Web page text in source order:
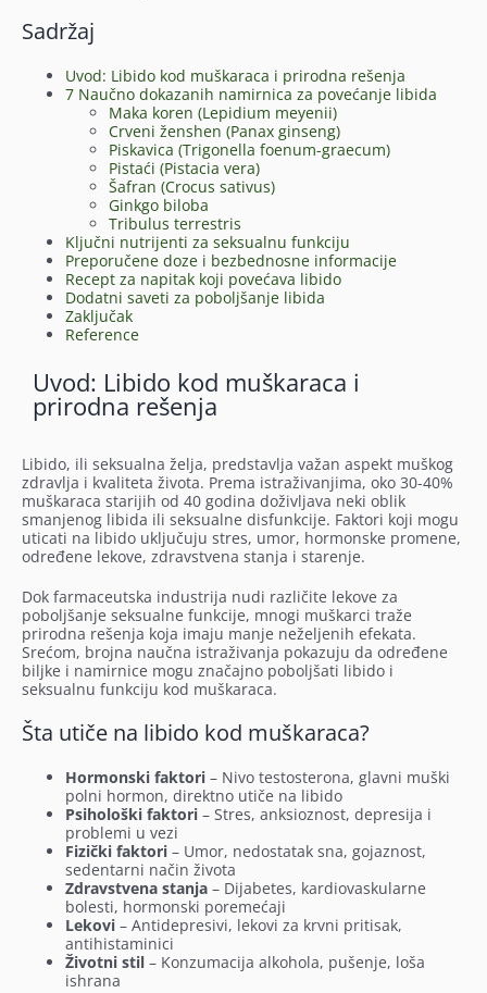
Sadržaj
Uvod: Libido kod muškaraca i prirodna rešenja
7 Naučno dokazanih namirnica za povećanje libida
Maka koren (Lepidium meyenii)
Crveni ženshen (Panax ginseng)
Piskavica (Trigonella foenum-graecum)
Pistaći (Pistacia vera)
Šafran (Crocus sativus)
Ginkgo biloba
Tribulus terrestris
Ključni nutrijenti za seksualnu funkciju
Preporučene doze i bezbednosne informacije
Recept za napitak koji povećava libido
Dodatni saveti za poboljšanje libida
Zaključak
Reference
Uvod: Libido kod muškaraca i
prirodna rešenja
Libido, ili seksualna želja, predstavlja važan aspekt muškog
zdravlja i kvaliteta života. Prema istraživanjima, oko 30-40%
muškaraca starijih od 40 godina doživljava neki oblik
smanjenog libida ili seksualne disfunkcije. Faktori koji mogu
uticati na libido uključuju stres, umor, hormonske promene,
određene lekove, zdravstvena stanja i starenje.
Dok farmaceutska industrija nudi različite lekove za
poboljšanje seksualne funkcije, mnogi muškarci traže
prirodna rešenja koja imaju manje neželjenih efekata.
Srećom, brojna naučna istraživanja pokazuju da određene
biljke i namirnice mogu značajno poboljšati libido i
seksualnu funkciju kod muškaraca.
Šta utiče na libido kod muškaraca?
Hormonski faktori – Nivo testosterona, glavni muški
polni hormon, direktno utiče na libido
Psihološki faktori – Stres, anksioznost, depresija i
problemi u vezi
Fizički faktori – Umor, nedostatak sna, gojaznost,
sedentarni način života
Zdravstvena stanja – Dijabetes, kardiovaskularne
bolesti, hormonski poremećaji
Lekovi – Antidepresivi, lekovi za krvni pritisak,
antihistaminici
Životni stil – Konzumacija alkohola, pušenje, loša
ishrana